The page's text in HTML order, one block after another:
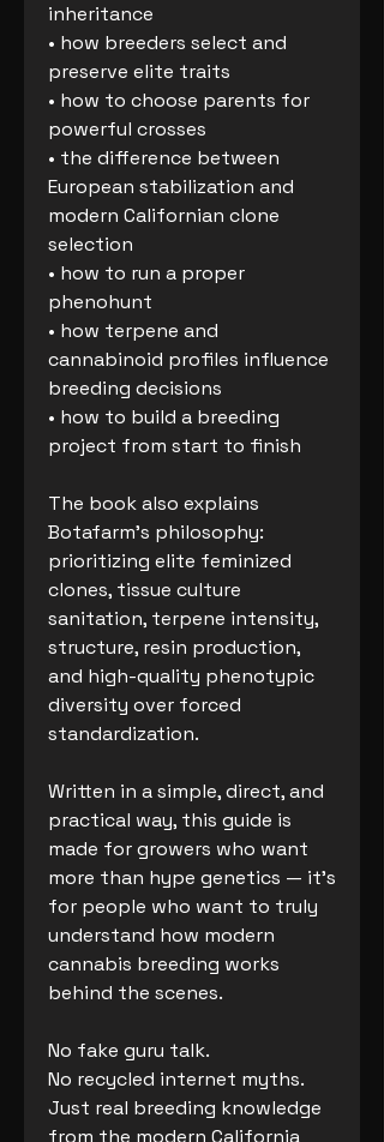
inheritance
• how breeders select and
preserve elite traits
• how to choose parents for
powerful crosses
• the difference between
European stabilization and
modern Californian clone
selection
• how to run a proper
phenohunt
• how terpene and
cannabinoid profiles influence
breeding decisions
• how to build a breeding
project from start to finish
The book also explains
Botafarm’s philosophy:
prioritizing elite feminized
clones, tissue culture
sanitation, terpene intensity,
structure, resin production,
and high-quality phenotypic
diversity over forced
standardization.
Written in a simple, direct, and
practical way, this guide is
made for growers who want
more than hype genetics — it’s
for people who want to truly
understand how modern
cannabis breeding works
behind the scenes.
No fake guru talk.
No recycled internet myths.
Just real breeding knowledge